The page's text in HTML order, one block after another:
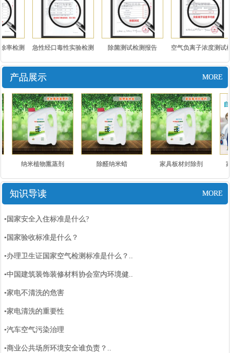
率检测 急性经口毒性实验检测
报告..
除菌测试检测报告 空气负离子浓度测试检
测报..
产品展示 MORE
纳米植物熏蒸剂 除醛纳米蜡 家具板材封除剂
知识导读 MORE
•国家安全入住标准是什么?
•国家验收标准是什么？
•办理卫生证国家空气检测标准是什么？..
•中国建筑装饰装修材料协会室内环境健..
•家电不清洗的危害
•家电清洗的重要性
•汽车空气污染治理
•商业公共场所环境安全谁负责？..